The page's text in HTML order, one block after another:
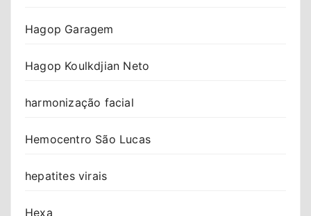
Hagop Garagem
Hagop Koulkdjian Neto
harmonização facial
Hemocentro São Lucas
hepatites virais
Hexa